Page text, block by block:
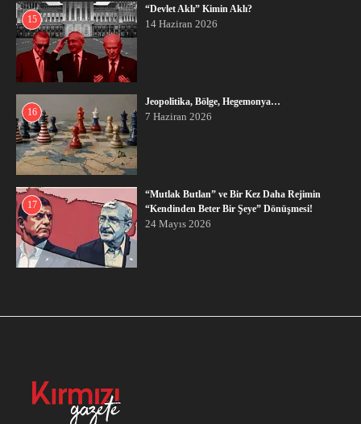
15
“Devlet Aklı” Kimin Aklı?
14 Haziran 2026
16
Jeopolitika, Bölge, Hegemonya…
7 Haziran 2026
17
“Mutlak Butlan” ve Bir Kez Daha Rejimin
“Kendinden Beter Bir Şeye” Dönüşmesi!
24 Mayıs 2026